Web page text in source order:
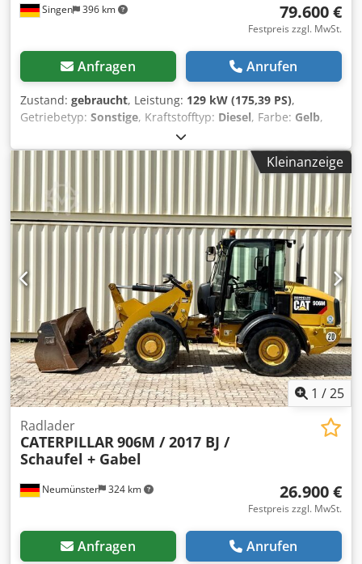
Singen 396 km 79.600 €
Festpreis zzgl. MwSt.
Anfragen Anrufen
Zustand: gebraucht, Leistung: 129 kW (175,39 PS),
Getriebetyp: Sonstige, Kraftstofftyp: Diesel, Farbe: Gelb,
, Emissionsklasse:
Sonstige, Baujahr:2019, Betriebsstunden:7.162 h,
Diesel , Ausstattung:
Allradantrieb, Klimaanlage
, * Rückfahrkamera *
Schnellwechsler CAT CW-20-H.4.N. Dkedpfezhbv Hsx Akpjr
* Grabenräumlöffel 2,20 m * 2x Tiefenlöffel 1,00 m + 0,50
m * Reifen neu ... Radio, Allrad, Klimaanlage,
Schnellwechsel, Gebrauchtwagen, Diesel, inkl. Mwst.
Kleinanzeige
1 /25
Neumünster 324 km
Radlader
CATERPILLAR 906M / 2017 BJ /
Schaufel + Gabel
26.900 €
Festpreis zzgl. MwSt.
Anfragen Anrufen